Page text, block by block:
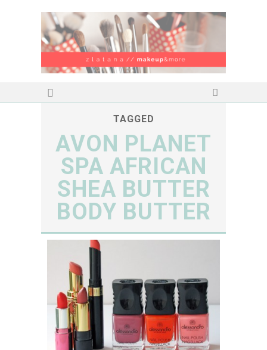
TAGGED
AVON PLANET
SPA AFRICAN
SHEA BUTTER
BODY BUTTER